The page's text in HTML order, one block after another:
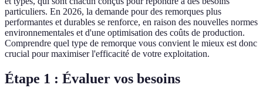
particuliers. En 2026, la demande pour des remorques plus
performantes et durables se renforce, en raison des nouvelles normes
environnementales et d'une optimisation des coûts de production.
Comprendre quel type de remorque vous convient le mieux est donc
crucial pour maximiser l'efficacité de votre exploitation.
Étape 1 : Évaluer vos besoins